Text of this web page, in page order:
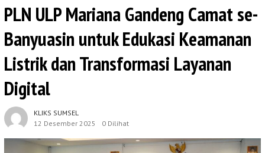
PLN ULP Mariana Gandeng Camat se-
Banyuasin untuk Edukasi Keamanan
Listrik dan Transformasi Layanan
Digital
KLIKS SUMSEL
12 Desember 2025
0 Dilihat